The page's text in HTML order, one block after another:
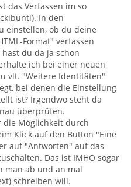
das Verfassen im so
In den
einstellen, ob du deine
Format" verfassen
du da ja schon
ich bei einer neuen
vlt. "Weitere Identitäten"
bei denen die Einstellung
ist? Irgendwo steht da
überprüfen.
Möglichkeit durch
Klick auf den Button "Eine
auf "Antworten" auf das
Das ist IMHO sogar
man ab und an mal
schreiben will.